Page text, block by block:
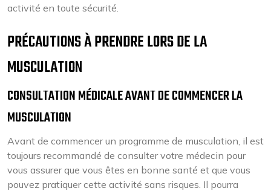
activité en toute sécurité.
PRÉCAUTIONS À PRENDRE LORS DE LA
MUSCULATION
CONSULTATION MÉDICALE AVANT DE COMMENCER LA
MUSCULATION
Avant de commencer un programme de musculation, il est
toujours recommandé de consulter votre médecin pour
vous assurer que vous êtes en bonne santé et que vous
pouvez pratiquer cette activité sans risques. Il pourra